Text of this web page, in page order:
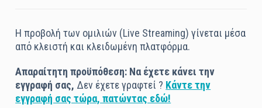
Η προβολή των ομιλιών (Live Streaming) γίνεται μέσα
από κλειστή και κλειδωμένη πλατφόρμα.
Απαραίτητη προϋπόθεση: Να έχετε κάνει την
εγγραφή σας, Δεν έχετε γραφτεί ? Κάντε την
εγγραφή σας τώρα, πατώντας εδώ!